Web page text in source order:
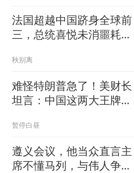
法国超越中国跻身全球前
三，总统喜悦未消噩耗降
秋别离
难怪特朗普急了！美财长
坦言：中国这两大王牌，
暂停白昼
遵义会议，他当众直言主
席不懂马列，与伟人争